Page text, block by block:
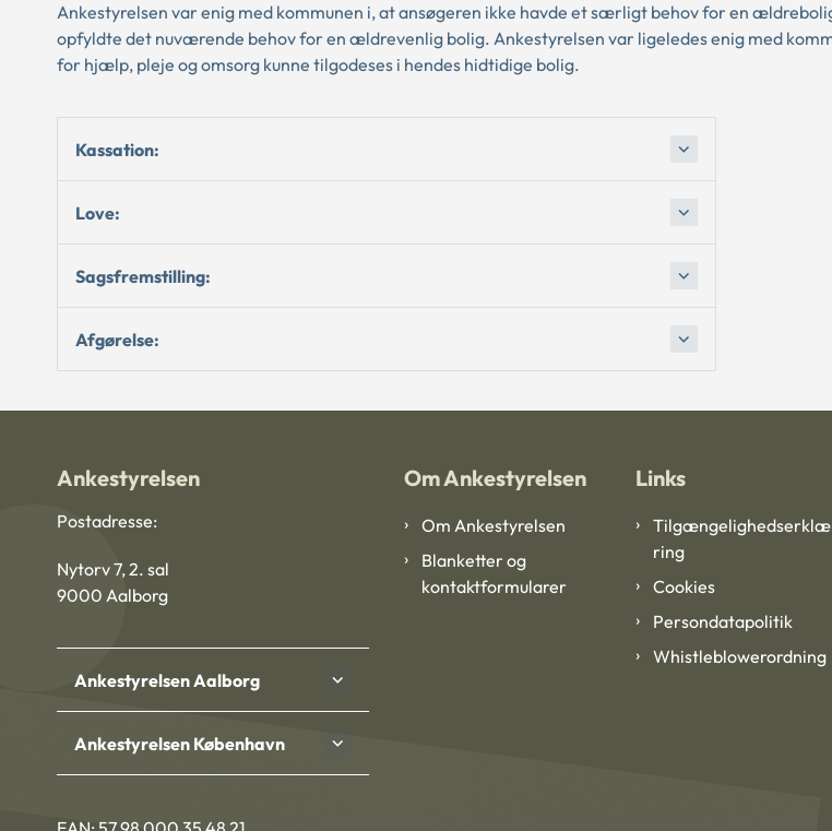
Ankestyrelsen var enig med kommunen i, at ansøgeren ikke havde et særligt behov for en
opfyldte det nuværende behov for en ældrevenlig bolig. Ankestyrelsen var ligeledes enig med
for hjælp, pleje og omsorg kunne tilgodeses i hendes hidtidige bolig.
Kassation:
Love:
Sagsfremstilling:
Afgørelse:
Ankestyrelsen
Postadresse:
Nytorv 7, 2. sal
9000 Aalborg
Ankestyrelsen Aalborg
Ankestyrelsen København
Om Ankestyrelsen
Om Ankestyrelsen
Blanketter og
kontaktformularer
Links
Tilgængelighedserklæ
ring
Cookies
Persondatapolitik
Whistleblowerordning